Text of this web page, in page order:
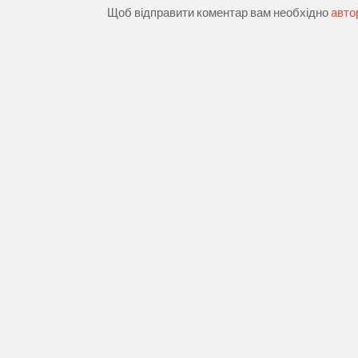
Щоб відправити коментар вам необхідно